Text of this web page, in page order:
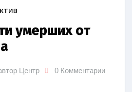
умерших от
Центр 0 Комментарии